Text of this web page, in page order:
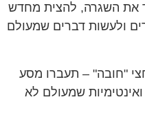
את השגרה, להצית מחדש
ולעשות דברים שמעולם
וחצי "חובה" – תעברו מסע
שמעולם לא